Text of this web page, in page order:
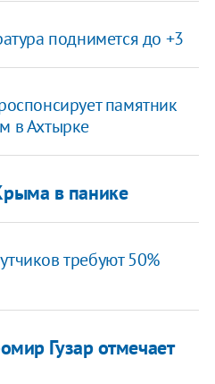
поднимется до +3
памятник
в Ахтырке
в панике
требуют 50%
Гузар отмечает